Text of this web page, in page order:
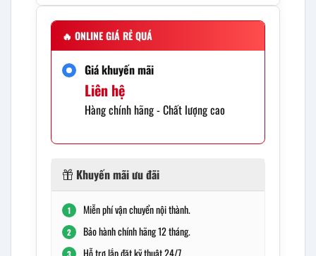
🔥 ONLINE GIÁ RẺ QUÁ
Giá khuyến mãi
Liên hệ
Hàng chính hãng - Chất lượng cao
Khuyến mãi ưu đãi
1 Miễn phí vận chuyển nội thành.
2 Bảo hành chính hãng 12 tháng.